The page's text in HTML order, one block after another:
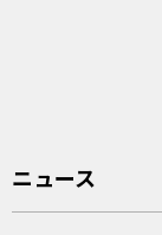
ニュース